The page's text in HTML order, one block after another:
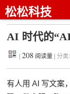
松松科技
AI 时代的
|208 阅读量 | 分类:
有人用 AI 写文案